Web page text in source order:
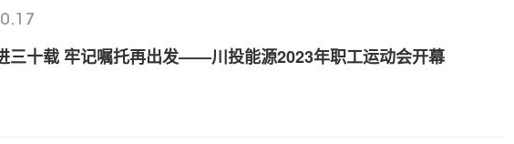
三十载 牢记嘱托再出发——川投能源2023年职工运动会开幕